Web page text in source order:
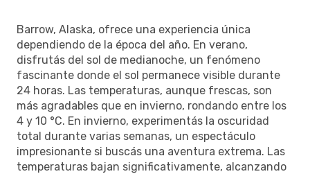
Barrow, Alaska, ofrece una experiencia única
dependiendo de la época del año. En verano,
disfrutás del sol de medianoche, un fenómeno
fascinante donde el sol permanece visible durante
24 horas. Las temperaturas, aunque frescas, son
más agradables que en invierno, rondando entre los
4 y 10 °C. En invierno, experimentás la oscuridad
total durante varias semanas, un espectáculo
impresionante si buscás una aventura extrema. Las
temperaturas bajan significativamente, alcanzando